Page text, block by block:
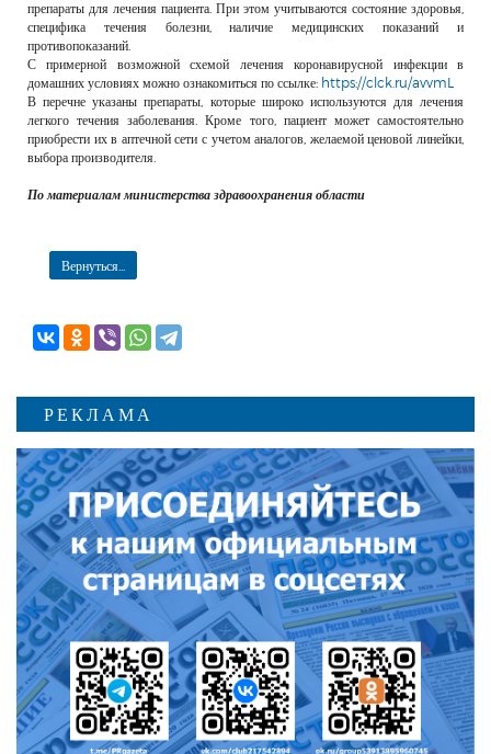
препараты для лечения пациента. При этом учитываются состояние здоровья,
специфика течения болезни, наличие медицинских показаний и
противопоказаний.
С примерной возможной схемой лечения коронавирусной инфекции в
домашних условиях можно ознакомиться по ссылке: https://clck.ru/avvmL
В перечне указаны препараты, которые широко используются для лечения
легкого течения заболевания. Кроме того, пациент может самостоятельно
приобрести их в аптечной сети с учетом аналогов, желаемой ценовой линейки,
выбора производителя.
По материалам министерства здравоохранения области
Вернуться...
РЕКЛАМА